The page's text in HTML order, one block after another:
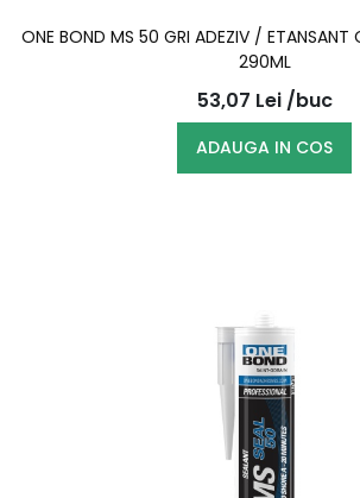
ONE BOND MS 50 GRI ADEZIV / ETANSANT
290ML
53,07 Lei /buc
ADAUGA IN COS